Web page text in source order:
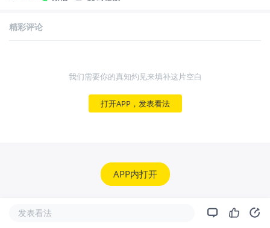
精彩评论
我们需要你的真知灼见来填补这片空白
打开APP，发表看法
APP内打开
发表看法